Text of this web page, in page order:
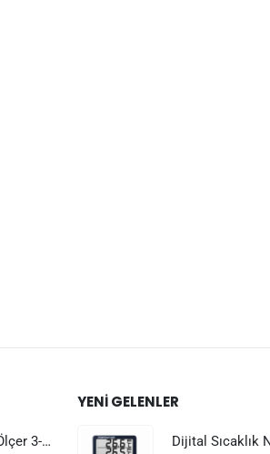
Dijital Sıcaklık Nem Ölçer 3-1 Sensör Kablolu
YENI GELENLER